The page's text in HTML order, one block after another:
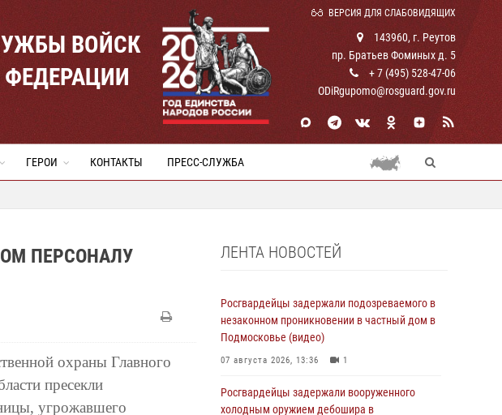
ВЕРСИЯ ДЛЯ СЛАБОВИДЯЩИХ
ВОЙСК
143960, г. Реутов
пр. Братьев Фоминых д. 5
+ 7 (495) 528-47-06
ODiRgupomo@rosguard.gov.ru
ГЕРОИ КОНТАКТЫ ПРЕСС-СЛУЖБА
ПЕРСОНАЛУ
охраны Главного
пресекли
угрожавшего
ЛЕНТА НОВОСТЕЙ
Росгвардейцы задержали подозреваемого в
незаконном проникновении в частный дом в
Подмосковье (видео)
07 августа 2026, 13:36 1
Росгвардейцы задержали вооруженного
холодным оружием дебошира в